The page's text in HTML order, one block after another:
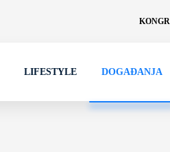
LIFESTYLE DOGAĐANJA